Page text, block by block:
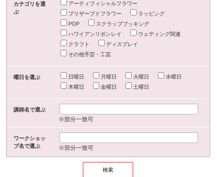
カテゴリを選
ぶ
アーティフィシャルフラワー
プリザーブドフラワー
ラッピング
POP
スクラップブッキング
ハワイアンリボンレイ
ウェディング関連
クラフト
ディスプレイ
その他手芸・工芸
曜日を選ぶ 日曜日 月曜日 火曜日
水曜日
木曜日
金曜日 土曜日
講師名で選ぶ
※部分一致可
ワークショッ
プ名で選ぶ
※部分一致可